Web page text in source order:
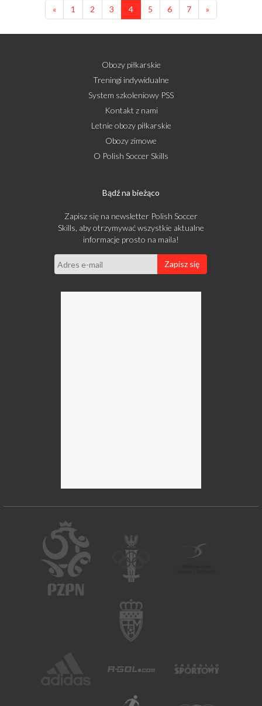
« 1 2 3 4 5 6 7 »
Obozy piłkarskie
Treningi indywidualne
System szkoleniowy PSS
Kontakt z nami
Letnie obozy piłkarskie
Obozy zimowe
O Polish Soccer Skills
Bądź na bieżąco
Zapisz się na newsletter Polish Soccer
Skills, aby otrzymywać wszystkie aktualne
informacje prosto na maila!
Zapisz się